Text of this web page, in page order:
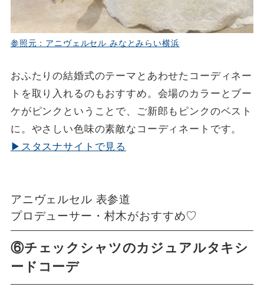
参照元：アニヴェルセル みなとみらい横浜
おふたりの結婚式のテーマとあわせたコーディネー
トを取り入れるのもおすすめ。会場のカラーとブー
ケがピンクということで、ご新郎もピンクのベスト
に。やさしい色味の素敵なコーディネートです。
▶スタスナサイトで見る
アニヴェルセル 表参道
プロデューサー・村木がおすすめ♡
⑥チェックシャツのカジュアルタキシ
ードコーデ